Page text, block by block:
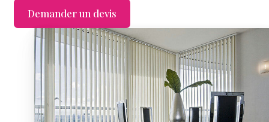
Demander un devis